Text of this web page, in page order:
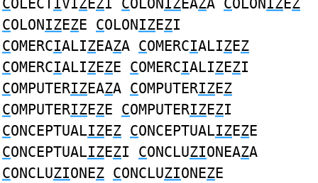
COLECTIVIZEZI COLONIZEAZA COLONIZEZ
COLONIZEZE COLONIZEZI
COMERCIALIZEAZA COMERCIALIZEZ
COMERCIALIZEZE COMERCIALIZEZI
COMPUTERIZEAZA COMPUTERIZEZ
COMPUTERIZEZE COMPUTERIZEZI
CONCEPTUALIZEZ CONCEPTUALIZEZE
CONCEPTUALIZEZI CONCLUZIONEAZA
CONCLUZIONEZ CONCLUZIONEZE